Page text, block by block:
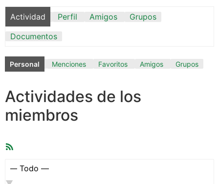
Actividad Perfil Amigos
Grupos
Documentos
Personal Menciones Favoritos Amigos Grupos
Actividades de los
miembros
Mostrar: